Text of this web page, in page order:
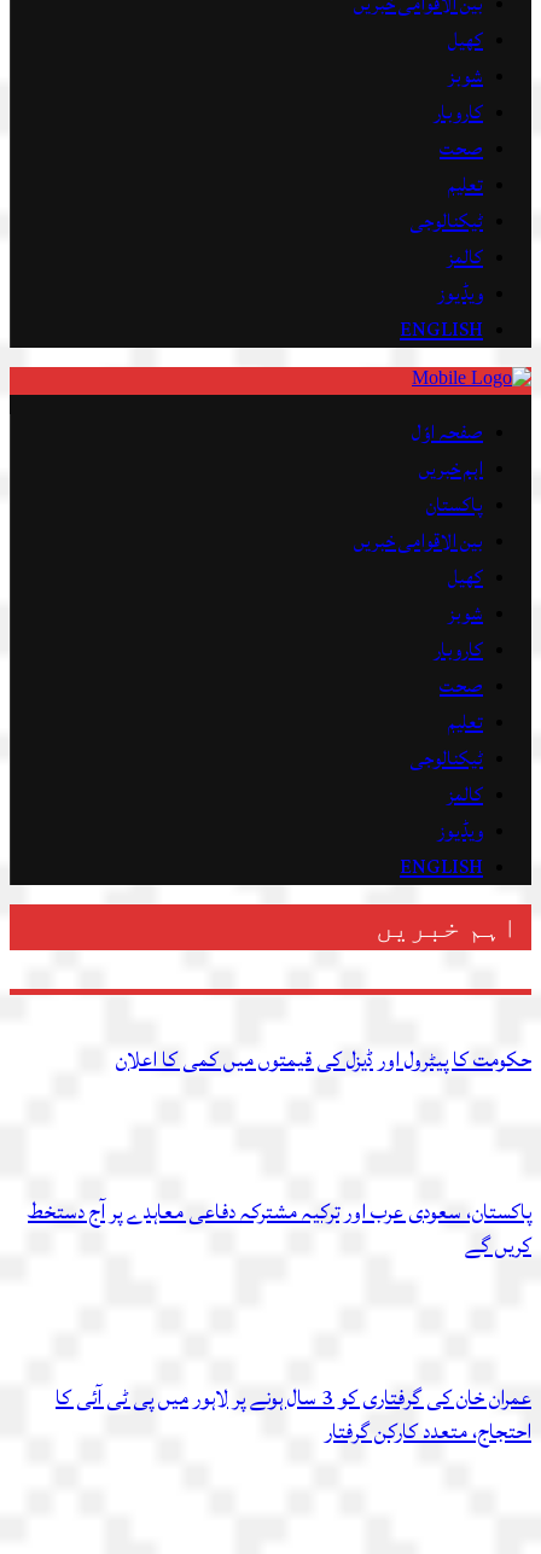
کھیل
شوبز
کاروبار
صحت
تعلیم
ٹیکنالوجی
کالمز
ویڈیوز
ENGLISH
صفحہ اوّل
اہم خبریں
پاکستان
بین الاقوامی خبریں
کھیل
شوبز
کاروبار
صحت
تعلیم
ٹیکنالوجی
کالمز
ویڈیوز
ENGLISH
اہم خبریں
حکومت کا پیٹرول اور ڈیزل کی قیمتوں میں کمی کا اعلان
پاکستان، سعودی عرب اور ترکیہ مشترکہ دفاعی معاہدے پر آج دستخط
کریں گے
عمران خان کی گرفتاری کو 3 سال ہونے پر لاہور میں پی ٹی آئی کا
احتجاج، متعدد کارکن گرفتار